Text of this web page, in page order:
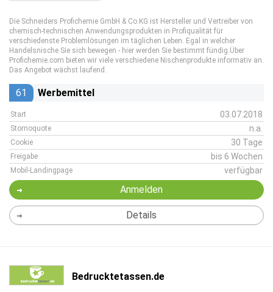
Die Schneiders Profichemie GmbH & Co.KG ist Hersteller und Vertreiber von
chemisch-technischen Anwendungsprodukten in Profiqualität für
verschiedenste Problemlösungen im täglichen Leben. Egal in welcher
Handelsnische Sie sich bewegen - hier werden Sie bestimmt fündig.Über
Profichemie.com bieten wir viele verschiedene Nischenprodukte informativ an.
Das Angebot wächst laufend.
61 Werbemittel
Start 03.07.2018
Stornoquote n.a.
Cookie 30 Tage
Freigabe bis 6 Wochen
Mobil-Landingpage verfügbar
Anmelden
Details
Bedrucktetassen.de